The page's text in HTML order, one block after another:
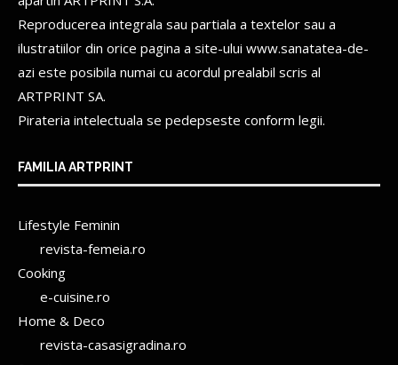
Reproducerea integrala sau partiala a textelor sau a
ilustratiilor din orice pagina a site-ului www.sanatatea-de-
azi este posibila numai cu acordul prealabil scris al
ARTPRINT SA.
Pirateria intelectuala se pedepseste conform legii.
FAMILIA ARTPRINT
Lifestyle Feminin
revista-femeia.ro
Cooking
e-cuisine.ro
Home & Deco
revista-casasigradina.ro